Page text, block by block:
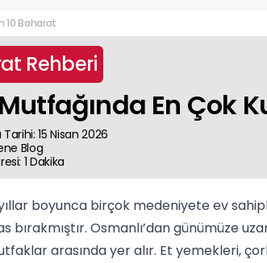
10 Baharat
Rehberi
En Çok
Tarihi: 15 Nisan 2026
Blog
: 1 Dakika
boyunca birçok medeniyete ev
bırakmıştır. Osmanlı’dan günümüze
arasında yer alır. Et yemekleri,